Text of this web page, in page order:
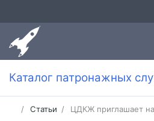
Каталог патронажных
Статьи ЦДКЖ приглашает